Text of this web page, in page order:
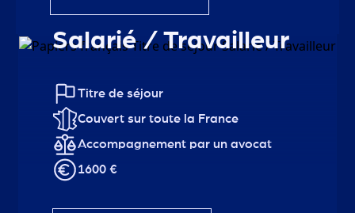
Salarié / Travailleur
Titre de séjour
Couvert sur toute la France
Accompagnement par un avocat
1600 €